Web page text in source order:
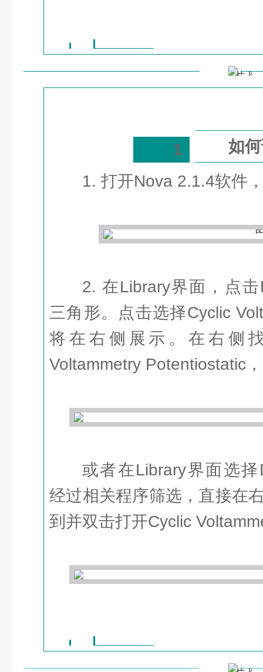
1
如
1. 打开Nova 2.1.4软件
2. 在Library界面，点
三角形。点击选择Cyclic
将在右侧展示。在右侧
Voltammetry Potentiostatic
或者在Library界面选
经过相关程序筛选，直接在
到并双击打开Cyclic